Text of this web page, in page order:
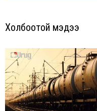
Холбоотой мэдээ